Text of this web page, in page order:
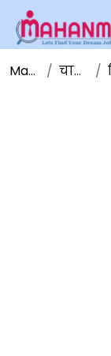
Maha NMK चालू घडामोडी